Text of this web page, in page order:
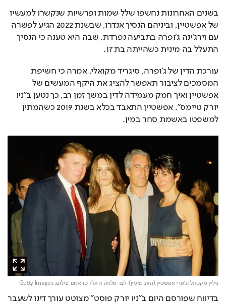
בשנים האחרונות נחשפו שלל שמות ופרשיות שנקשרו למעשיו
של אפשטיין, וביניהם הנסיך אנדרו, שבשנת 2022 הגיע לפשרה
עם וירג׳ינה ג׳ופרה בתביעה נפרדת, שבה היא טענה כי הנסיך
התעלל בה מינית כשהייתה בת 17.
עורכת הדין של ג׳ופרה, סיגריד מקואלי, אמרה כי חשיפת
המסמכים לציבור תאפשר להציג את היקף המעשים של
אפשטיין ואיך חמק מעמידה לדין במשך זמן רב, כך נטען ב״ניו
יורק טיימס״. אפשטיין התאבד בכלא בשנת 2019 כשהמתין
למשפטו באשמת סחר במין.
גיליין מקסוול וג'פרי אפשטיין (הזוג מימין), לצד מלניה ודונלד טראמפ,צילום: Getty Images
בדיווח שפורסם היום ב״ניו יורק פוסט״ מצוטט עורך דינו לשעבר